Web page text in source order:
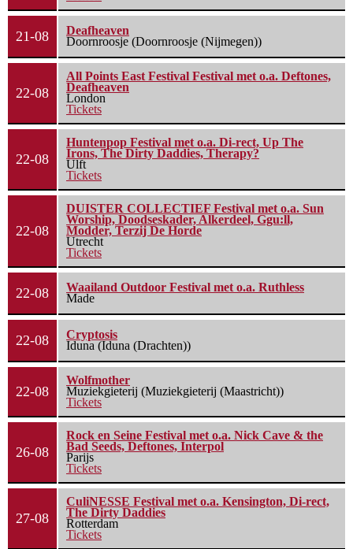
21-08
Deafheaven
Doornroosje (Doornroosje (Nijmegen))
22-08
All Points East Festival Festival met o.a. Deftones,
Deafheaven
London
Tickets
22-08
Huntenpop Festival met o.a. Di-rect, Up The
Irons, The Dirty Daddies, Therapy?
Ulft
Tickets
22-08
DUISTER COLLECTIEF Festival met o.a. Sun
Worship, Doodseskader, Alkerdeel, Ggu:ll,
Modder, Terzij De Horde
Utrecht
Tickets
22-08
Waailand Outdoor Festival met o.a. Ruthless
Made
22-08
Cryptosis
Iduna (Iduna (Drachten))
22-08
Wolfmother
Muziekgieterij (Muziekgieterij (Maastricht))
Tickets
26-08
Rock en Seine Festival met o.a. Nick Cave & the
Bad Seeds, Deftones, Interpol
Parijs
Tickets
27-08
CuliNESSE Festival met o.a. Kensington, Di-rect,
The Dirty Daddies
Rotterdam
Tickets